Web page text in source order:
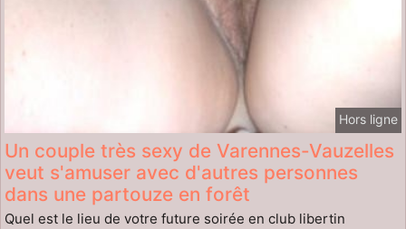
Hors ligne
Un couple très sexy de Varennes-Vauzelles
veut s'amuser avec d'autres personnes
dans une partouze en forêt
Quel est le lieu de votre future soirée en club libertin